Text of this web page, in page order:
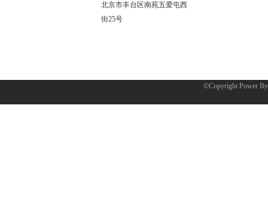
北京市丰台区南苑五爱屯西
街25号
©Copyright Power